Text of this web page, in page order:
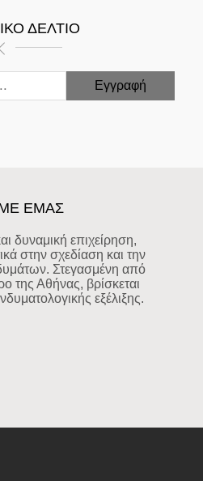
ΔΕΛΤΊΟ
ΕΜΑΣ
δυναμική επιχείρηση,
στην σχεδίαση και την
Στεγασμένη από
της Αθήνας, βρίσκεται
εξέλιξης.